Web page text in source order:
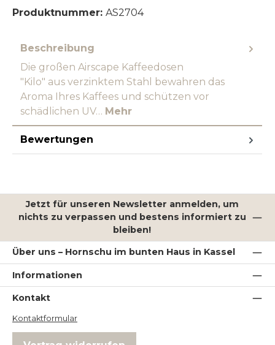
Produktnummer: AS2704
Beschreibung
Die großen Airscape Kaffeedosen
"Kilo" aus verzinktem Stahl bewahren das
Aroma Ihres Kaffees und schützen vor
schädlichen UV… Mehr
Bewertungen
Jetzt für unseren Newsletter anmelden, um
nichts zu verpassen und bestens informiert zu
bleiben!
Über uns – Hornschu im bunten Haus in Kassel
Informationen
Kontakt
Kontaktformular